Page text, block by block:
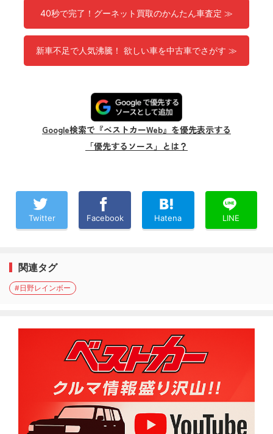
40秒で完了！グーネット買取のかんたん車査定 ≫
新車不足で人気沸騰！ 欲しい車を中古車でさがす ≫
Google検索で『ベストカーWeb』を優先表示する
「優先するソース」とは？
Twitter Facebook Hatena LINE
関連タグ
#日野レインボー